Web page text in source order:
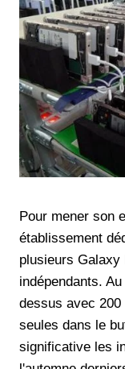
Pour mener son
établissement
plusieurs Galaxy
indépendants.
dessus avec 200
seules dans le
significative les